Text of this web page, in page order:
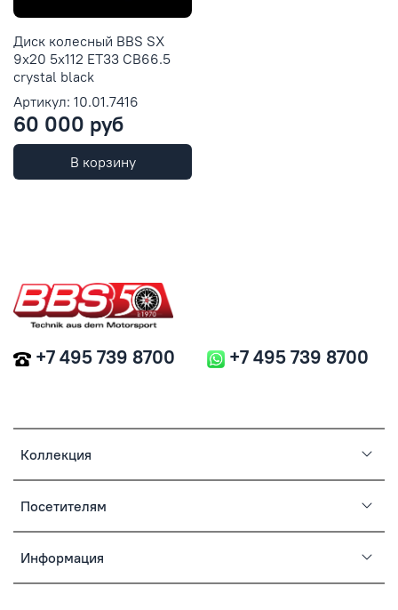
Диск колесный BBS SX
9x20 5x112 ET33 CB66.5
crystal black
Артикул: 10.01.7416
60 000 руб
В корзину
Коллекция
Посетителям
Информация
+7 495 739 8700 +7 495 739 8700